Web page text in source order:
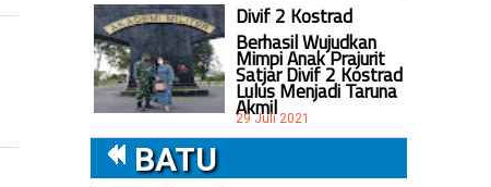
Divif 2 Kostrad
Berhasil Wujudkan
Mimpi Anak Prajurit
Satjar Divif 2 Kostrad
Lulus Menjadi Taruna
Akmil
29 Juli 2021
BATU